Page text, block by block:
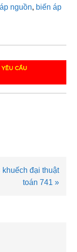
nguồn, biến áp
đại thuật
toán 741 »